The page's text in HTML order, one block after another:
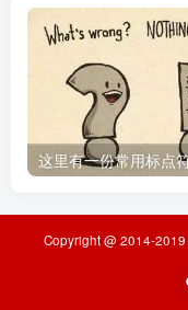
Copyright @ 2014-2019